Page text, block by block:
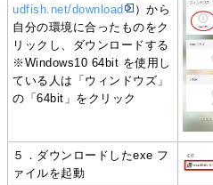
udfish.net/download
）から
自分の環境に合ったものをク
リックし、ダウンロードする
※Windows10 64bit を使用し
ている人は「ウィンドウズ」
の「64bit」をクリック
５．ダウンロードしたexe フ
ァイルを起動